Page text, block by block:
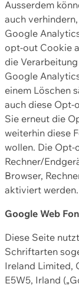
Ausserdem
auch
Google
opt-out Cookie
die
Google
einem Löschen
auch diese Opt-
Sie erneut die
weiterhin diese
wollen. Die Opt-
Rechner/
Browser,
aktiviert werden.
Google Web
Diese Seite
Schriftarten
Ireland Limited,
E5W5, Irland